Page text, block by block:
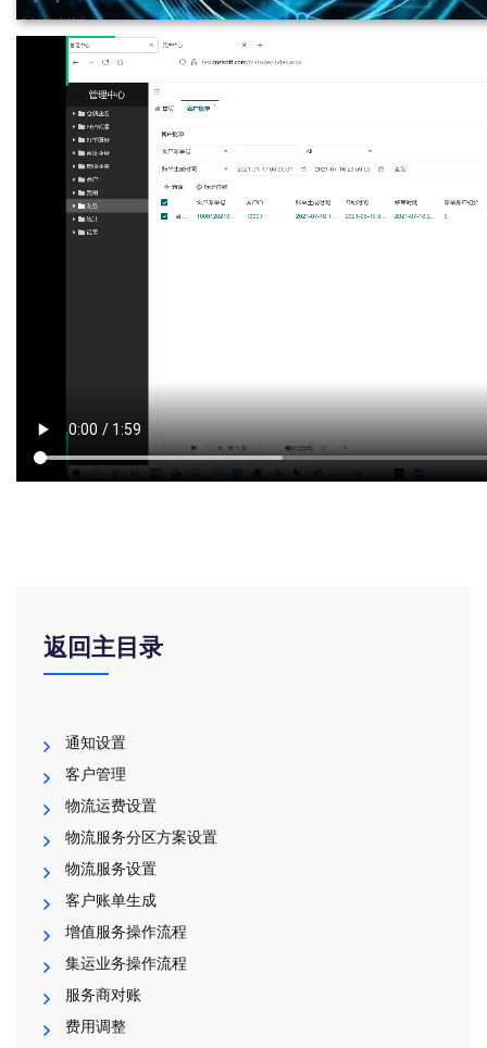
返回主目录
通知设置
客户管理
物流运费设置
物流服务分区方案设置
物流服务设置
客户账单生成
增值服务操作流程
集运业务操作流程
服务商对账
费用调整